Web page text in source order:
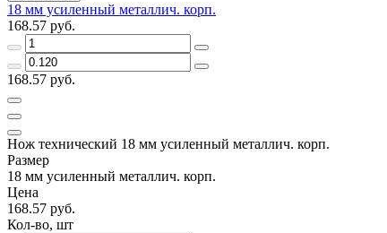
18 мм усиленный металлич. корп.
168.57 руб.
168.57 руб.
Нож технический 18 мм усиленный металлич. корп.
Размер
18 мм усиленный металлич. корп.
Цена
168.57 руб.
Кол-во, шт